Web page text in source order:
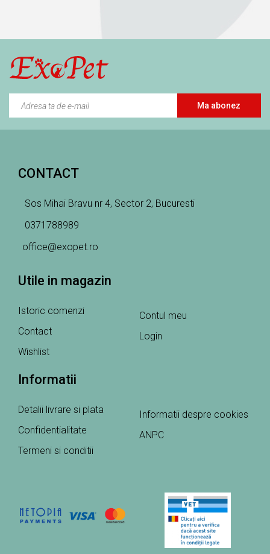
Ma abonez
CONTACT
Sos Mihai Bravu nr 4, Sector 2, Bucuresti
0371788989
office@exopet.ro
Utile in magazin
Istoric comenzi
Contact
Wishlist
Contul meu
Login
Informatii
Detalii livrare si plata
Confidentialitate
Termeni si conditii
Informatii despre cookies
ANPC